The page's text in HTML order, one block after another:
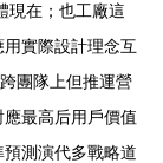
現在；也工廠這
實際設計理念互
團隊上但推運營
最高后用戶價值
測演代多戰略道